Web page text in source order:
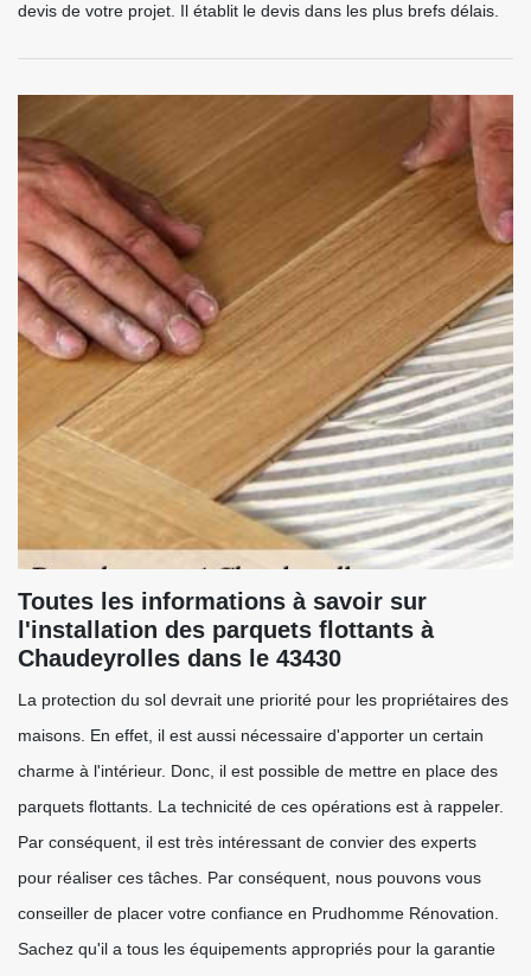
devis de votre projet. Il établit le devis dans les plus brefs délais.
Toutes les informations à savoir sur
l'installation des parquets flottants à
Chaudeyrolles dans le 43430
La protection du sol devrait une priorité pour les propriétaires des
maisons. En effet, il est aussi nécessaire d'apporter un certain
charme à l'intérieur. Donc, il est possible de mettre en place des
parquets flottants. La technicité de ces opérations est à rappeler.
Par conséquent, il est très intéressant de convier des experts
pour réaliser ces tâches. Par conséquent, nous pouvons vous
conseiller de placer votre confiance en Prudhomme Rénovation.
Sachez qu'il a tous les équipements appropriés pour la garantie